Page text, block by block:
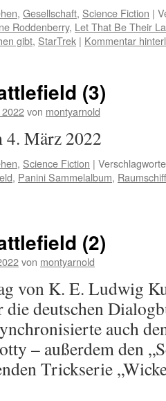
, Gesellschaft, Science Fiction |
Roddenberry, Let That Be Their
gibt, StarTrek | Kommentar
(3)
von montyarnold
4. März 2022
, Science Fiction |
, Panini Sammelalbum,
(2)
von montyarnold
von K. E. Ludwig
deutschen
auch
– außerdem den
Trickserie